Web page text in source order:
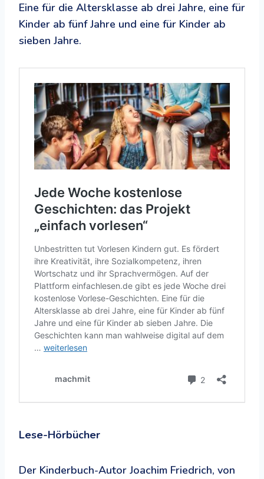
Eine für die Altersklasse ab drei Jahre, eine für
Kinder ab fünf Jahre und eine für Kinder ab
sieben Jahre.
Lese-Hörbücher
Der Kinderbuch-Autor Joachim Friedrich, von